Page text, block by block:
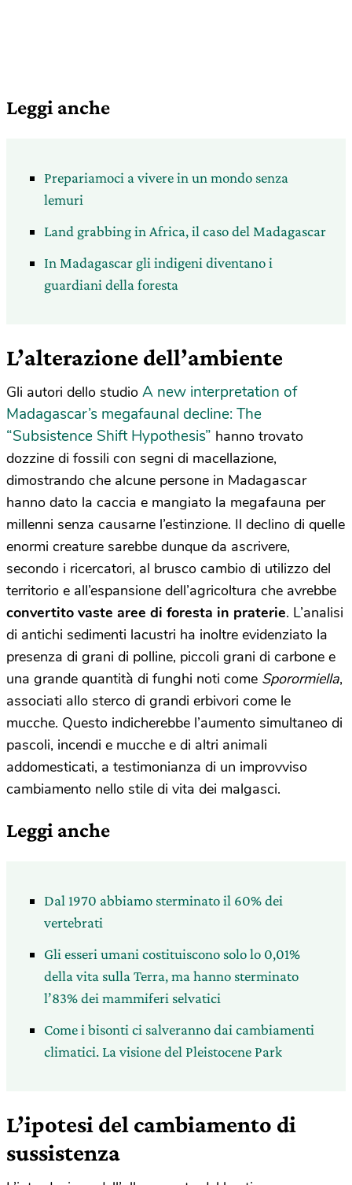
Leggi anche
Prepariamoci a vivere in un mondo senza
lemuri
Land grabbing in Africa, il caso del Madagascar
In Madagascar gli indigeni diventano i
guardiani della foresta
L’alterazione dell’ambiente
Gli autori dello studio A new interpretation of
Madagascar’s megafaunal decline: The
“Subsistence Shift Hypothesis” hanno trovato
dozzine di fossili con segni di macellazione,
dimostrando che alcune persone in Madagascar
hanno dato la caccia e mangiato la megafauna per
millenni senza causarne l’estinzione. Il declino di quelle
enormi creature sarebbe dunque da ascrivere,
secondo i ricercatori, al brusco cambio di utilizzo del
territorio e all’espansione dell’agricoltura che avrebbe
convertito vaste aree di foresta in praterie. L’analisi
di antichi sedimenti lacustri ha inoltre evidenziato la
presenza di grani di polline, piccoli grani di carbone e
una grande quantità di funghi noti come Sporormiella,
associati allo sterco di grandi erbivori come le
mucche. Questo indicherebbe l’aumento simultaneo di
pascoli, incendi e mucche e di altri animali
addomesticati, a testimonianza di un improvviso
cambiamento nello stile di vita dei malgasci.
Leggi anche
Dal 1970 abbiamo sterminato il 60% dei
vertebrati
Gli esseri umani costituiscono solo lo 0,01%
della vita sulla Terra, ma hanno sterminato
l’83% dei mammiferi selvatici
Come i bisonti ci salveranno dai cambiamenti
climatici. La visione del Pleistocene Park
L’ipotesi del cambiamento di
sussistenza